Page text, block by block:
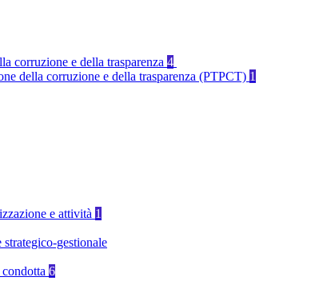
corruzione e della trasparenza 4
della corruzione e della trasparenza (PTPCT) 1
e attività 1
gestionale
6